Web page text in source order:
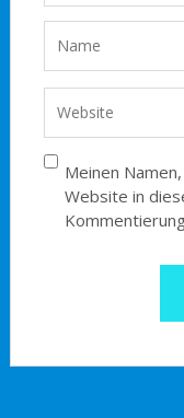
Meinen
Website in